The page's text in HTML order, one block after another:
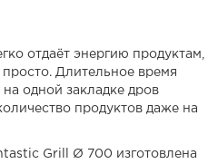
отдаёт энергию продуктам,
просто. Длительное время
одной закладке дров
продуктов даже на
Grill Ø 700 изготовлена